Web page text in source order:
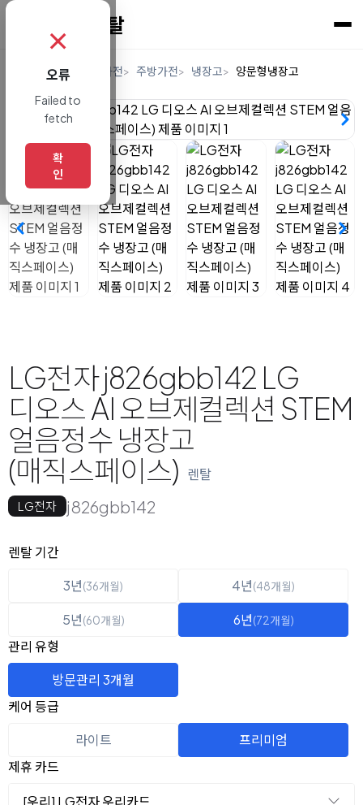
렌탈 디지털/가전 주방가전 냉장고 양문형냉장고
LG전자 j826gbb142 LG
디오스 AI 오브제컬렉션 STEM
얼음정수 냉장고
(매직스페이스) 렌탈
LG전자 j826gbb142
옵션 선택
렌탈 선택
렌탈 기간
3년(36개월) 4년(48개월)
5년(60개월) 6년(72개월)
관리 유형
방문관리 3개월
케어 등급
라이트
프리미엄
제휴 카드
[우리] LG전자 우리카드
✗
오류
Failed to
fetch
확
인